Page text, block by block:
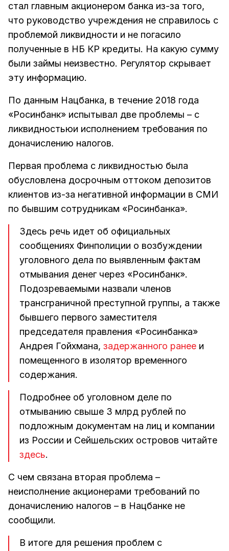
стал главным акционером банка из-за того,
что руководство учреждения не справилось с
проблемой ликвидности и не погасило
полученные в НБ КР кредиты. На какую сумму
были займы неизвестно. Регулятор скрывает
эту информацию.
По данным Нацбанка, в течение 2018 года
«Росинбанк» испытывал две проблемы – с
ликвидностьюи исполнением требования по
доначислению налогов.
Первая проблема с ликвидностью была
обусловлена досрочным оттоком депозитов
клиентов из-за негативной информации в СМИ
по бывшим сотрудникам «Росинбанка».
Здесь речь идет об официальных
сообщениях Финполиции о возбуждении
уголовного дела по выявленным фактам
отмывания денег через «Росинбанк».
Подозреваемыми назвали членов
трансграничной преступной группы, а также
бывшего первого заместителя
председателя правления «Росинбанка»
Андрея Гойхмана, задержанного ранее и
помещенного в изолятор временного
содержания.
Подробнее об уголовном деле по
отмыванию свыше 3 млрд рублей по
подложным документам на лиц и компании
из России и Сейшельских островов читайте
здесь.
С чем связана вторая проблема –
неисполнение акционерами требований по
доначислению налогов – в Нацбанке не
сообщили.
В итоге для решения проблем с